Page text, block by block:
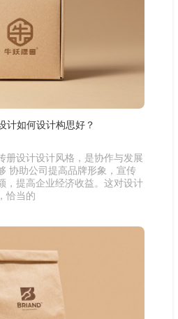
计如何设计构思好？
册设计设计风格，是协作与发展
协助公司提高品牌形象，宣传
，提高企业经济收益。这对设计
恰当的